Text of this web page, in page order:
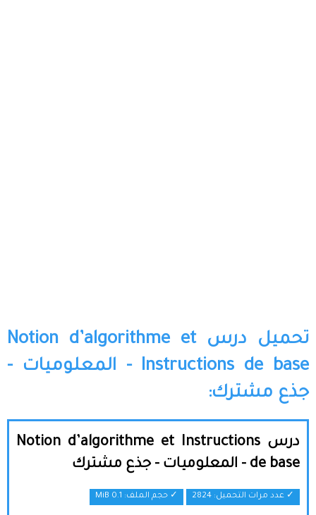
تحميل درس Notion d’algorithme et
Instructions de base - المعلوميات -
جذع مشترك:
درس Notion d’algorithme et Instructions
de base - المعلوميات - جذع مشترك
✓ عدد مرات التحميل: 2824 ✓ حجم الملف: 0.1 MiB